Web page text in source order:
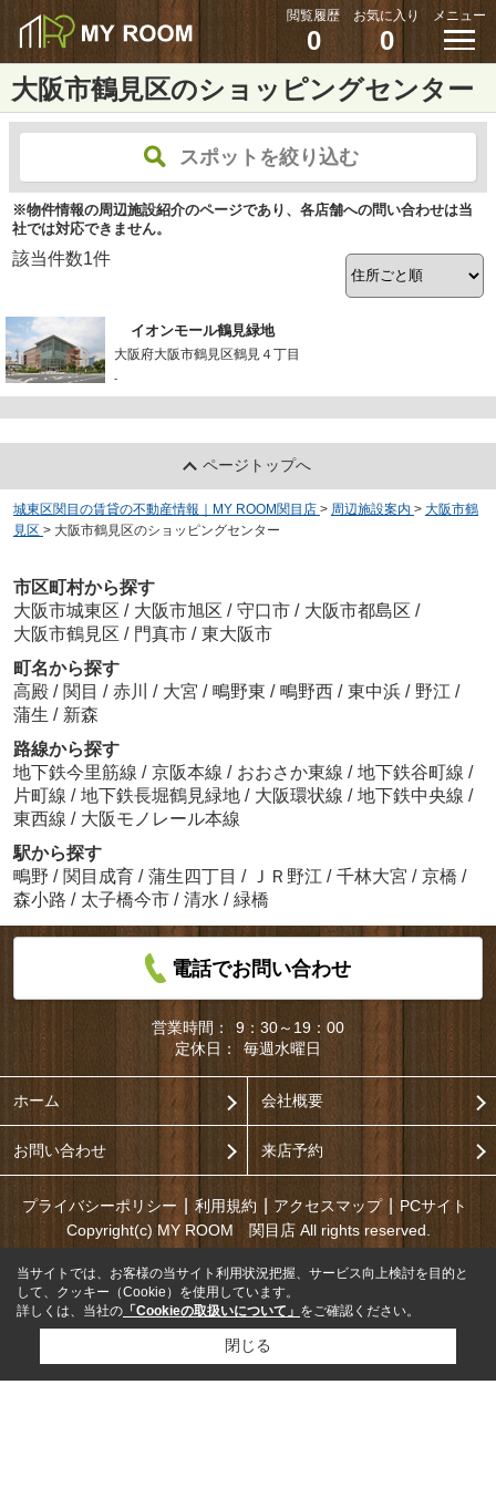
閲覧履歴
0
お気に入り
0
メニュー
大阪市鶴見区のショッピングセンター
スポットを絞り込む
※物件情報の周辺施設紹介のページであり、各店舗への問い合わせは当
社では対応できません。
該当件数1件
イオンモール鶴見緑地
大阪府大阪市鶴見区鶴見４丁目
-
ページトップへ
城東区関目の賃貸の不動産情報｜MY ROOM関目店 > 周辺施設案内 > 大阪市鶴
見区 > 大阪市鶴見区のショッピングセンター
市区町村から探す
大阪市城東区 / 大阪市旭区 / 守口市 / 大阪市都島区 /
大阪市鶴見区 / 門真市 / 東大阪市
町名から探す
高殿 / 関目 / 赤川 / 大宮 / 鴫野東 / 鴫野西 / 東中浜 / 野江 /
蒲生 / 新森
路線から探す
地下鉄今里筋線 / 京阪本線 / おおさか東線 / 地下鉄谷町線 /
片町線 / 地下鉄長堀鶴見緑地 / 大阪環状線 / 地下鉄中央線 /
東西線 / 大阪モノレール本線
駅から探す
鴫野 / 関目成育 / 蒲生四丁目 / ＪＲ野江 / 千林大宮 / 京橋 /
森小路 / 太子橋今市 / 清水 / 緑橋
電話でお問い合わせ
営業時間：
9：30～19：00
定休日：
毎週水曜日
ホーム 会社概要
お問い合わせ 来店予約
プライバシーポリシー 利用規約 アクセスマップ
PCサイト
Copyright(c) MY ROOM 関目店 All rights reserved.
当サイトでは、お客様の当サイト利用状況把握、サービス向上検討を目的と
して、クッキー（Cookie）を使用しています。
詳しくは、当社の 「Cookieの取扱いについて」 をご確認ください。
閉じる